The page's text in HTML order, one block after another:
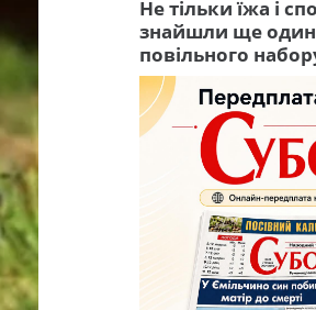
Не тільки їжа і
знайшли ще
повільного